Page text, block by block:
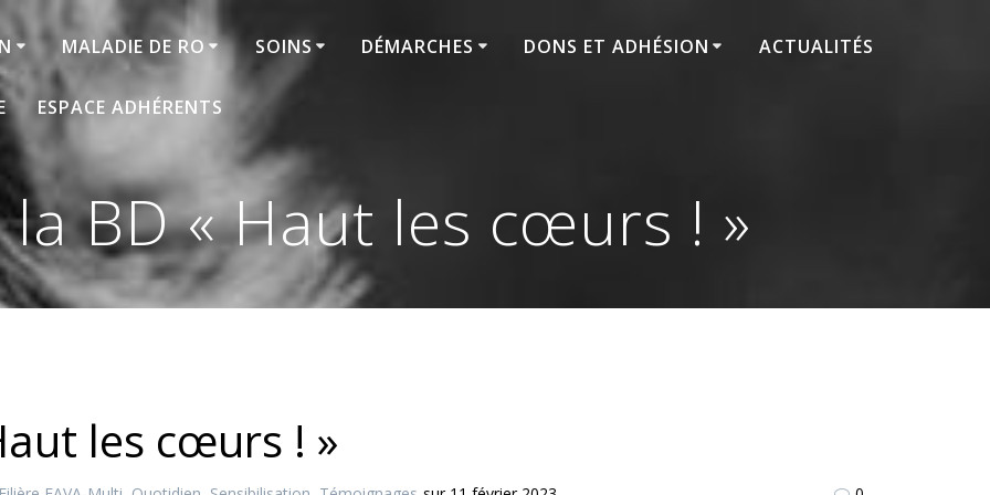
MALADIE DE RO SOINS DÉMARCHES DONS ET ADHÉSION ACTUALITÉS
ESPACE ADHÉRENTS
BD « Haut les cœurs ! »
les cœurs ! »